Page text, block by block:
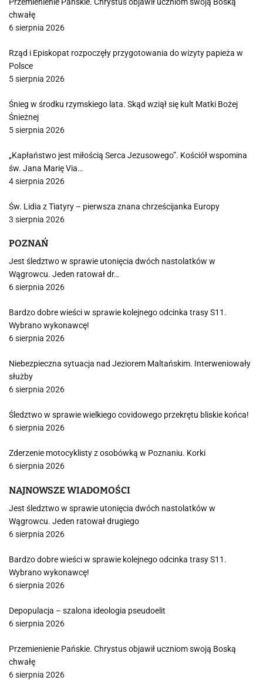
chwałę
6 sierpnia 2026
Rząd i Episkopat rozpoczęły przygotowania do wizyty papieża w
Polsce
5 sierpnia 2026
Śnieg w środku rzymskiego lata. Skąd wziął się kult Matki Bożej
Śnieżnej
5 sierpnia 2026
„Kapłaństwo jest miłością Serca Jezusowego”. Kościół wspomina
św. Jana Marię Via…
4 sierpnia 2026
Św. Lidia z Tiatyry – pierwsza znana chrześcijanka Europy
3 sierpnia 2026
POZNAŃ
Jest śledztwo w sprawie utonięcia dwóch nastolatków w
Wągrowcu. Jeden ratował dr…
6 sierpnia 2026
Bardzo dobre wieści w sprawie kolejnego odcinka trasy S11.
Wybrano wykonawcę!
6 sierpnia 2026
Niebezpieczna sytuacja nad Jeziorem Maltańskim. Interweniowały
służby
6 sierpnia 2026
Śledztwo w sprawie wielkiego covidowego przekrętu bliskie końca!
6 sierpnia 2026
Zderzenie motocyklisty z osobówką w Poznaniu. Korki
6 sierpnia 2026
NAJNOWSZE WIADOMOŚCI
Jest śledztwo w sprawie utonięcia dwóch nastolatków w
Wągrowcu. Jeden ratował drugiego
6 sierpnia 2026
Bardzo dobre wieści w sprawie kolejnego odcinka trasy S11.
Wybrano wykonawcę!
6 sierpnia 2026
Depopulacja – szalona ideologia pseudoelit
6 sierpnia 2026
Przemienienie Pańskie. Chrystus objawił uczniom swoją Boską
chwałę
6 sierpnia 2026